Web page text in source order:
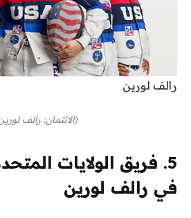
رالف لورين
(الائتمان: رالف
5. فريق الولايات
في رالف لورين